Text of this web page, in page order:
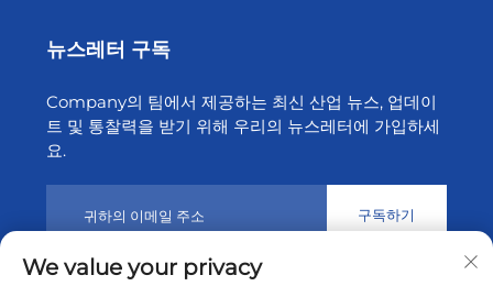
뉴스레터 구독
Company의 팀에서 제공하는 최신 산업 뉴스, 업데이
트 및 통찰력을 받기 위해 우리의 뉴스레터에 가입하세
요.
구독하기
We value your privacy